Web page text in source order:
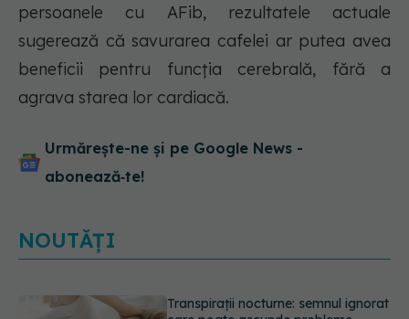
persoanele cu AFib, rezultatele actuale
sugerează că savurarea cafelei ar putea avea
beneficii pentru funcția cerebrală, fără a
agrava starea lor cardiacă.
Urmărește-ne și pe Google News -
abonează‑te!
NOUTĂȚI
Ce poți mânca și ce trebuie să eviți